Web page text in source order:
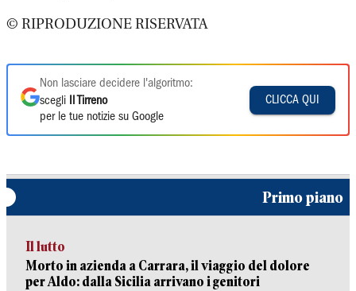
© RIPRODUZIONE RISERVATA
Non lasciare decidere l'algoritmo:
scegli
Il Tirreno
per le tue notizie su Google
CLICCA QUI
Primo piano
Il lutto
Morto in azienda a Carrara, il viaggio del dolore
per Aldo: dalla Sicilia arrivano i genitori